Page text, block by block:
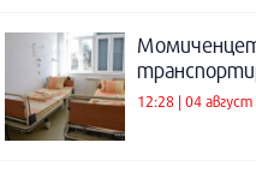
12:28 | 04